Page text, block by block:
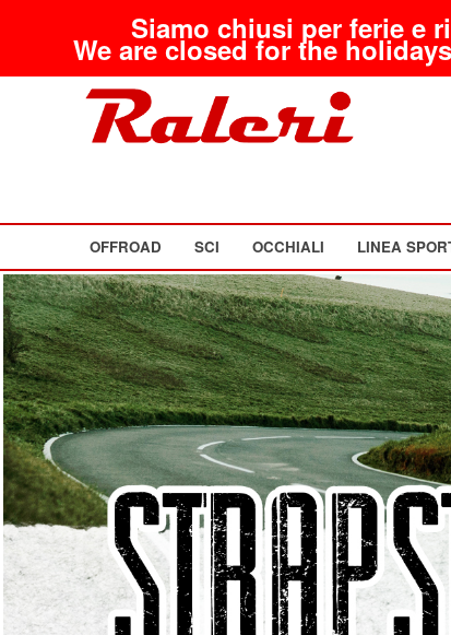
Siamo chiusi per ferie e
We are closed for the
OFFROAD SCI OCCHIALI LINEA